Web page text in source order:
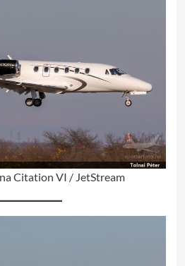
Citation VI / JetStream